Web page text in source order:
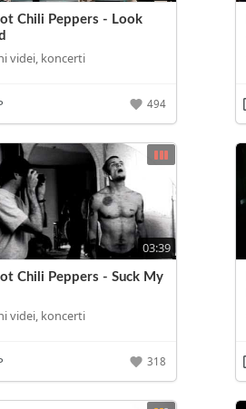
Chili Peppers - Look
videi, koncerti
494
03:39
Chili Peppers - Suck My
videi, koncerti
318